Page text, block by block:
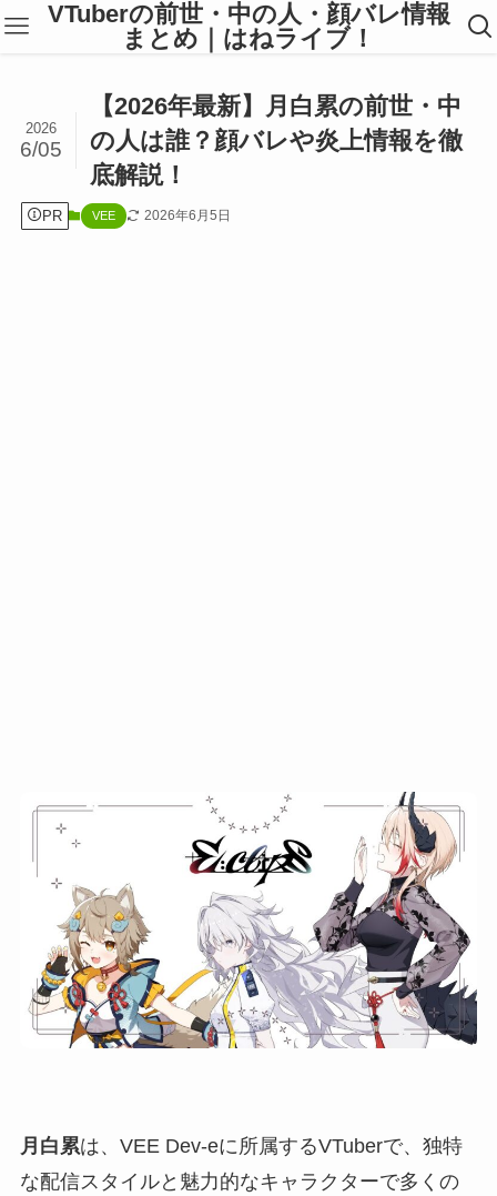
VTuberの前世・中の人・顔バレ情報
まとめ｜はねライブ！
【2026年最新】月白累の前世・中
の人は誰？顔バレや炎上情報を徹
底解説！
2026
6/05
PR VEE 2026年6月5日
月白累は、VEE Dev-eに所属するVTuberで、独特
な配信スタイルと魅力的なキャラクターで多くの